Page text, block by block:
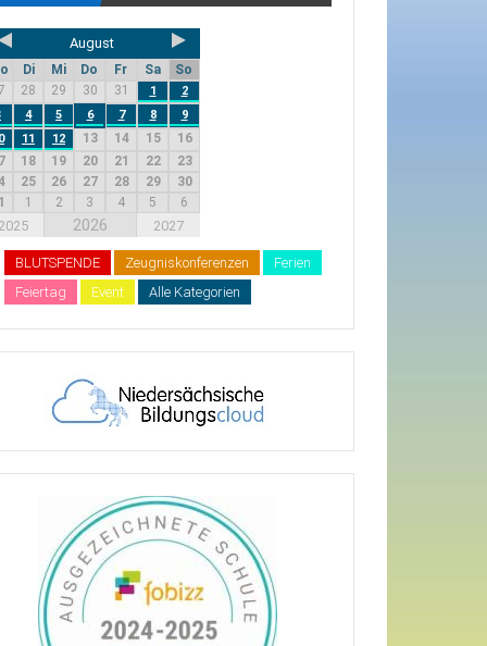
August
Di Mi Do Fr Sa
So
28 29 30 31 1
2
4 5 6 7 8
9
11 12 13 14 15
16
18 19 20 21 22
23
25 26 27 28 29
30
1 2 3 4 5 6
2025 2026 2027
BLUTSPENDE Zeugniskonferenzen
Ferien
Feiertag
Event Alle Kategorien